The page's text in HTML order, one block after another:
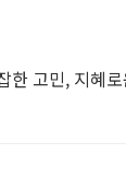
고민, 지혜